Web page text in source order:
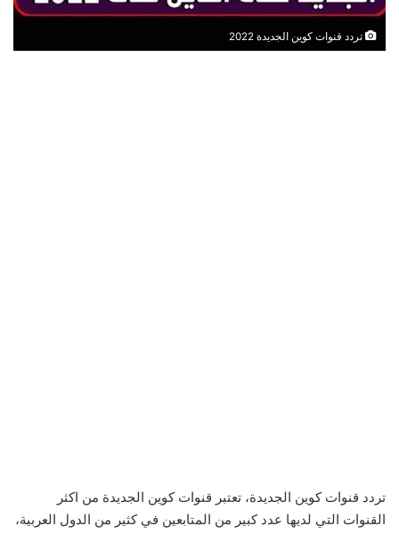
تردد قنوات كوين الجديدة 2022
تردد قنوات كوين الجديدة، تعتبر قنوات كوين الجديدة من اكثر
القنوات التي لديها عدد كبير من المتابعين في كثير من الدول العربية،